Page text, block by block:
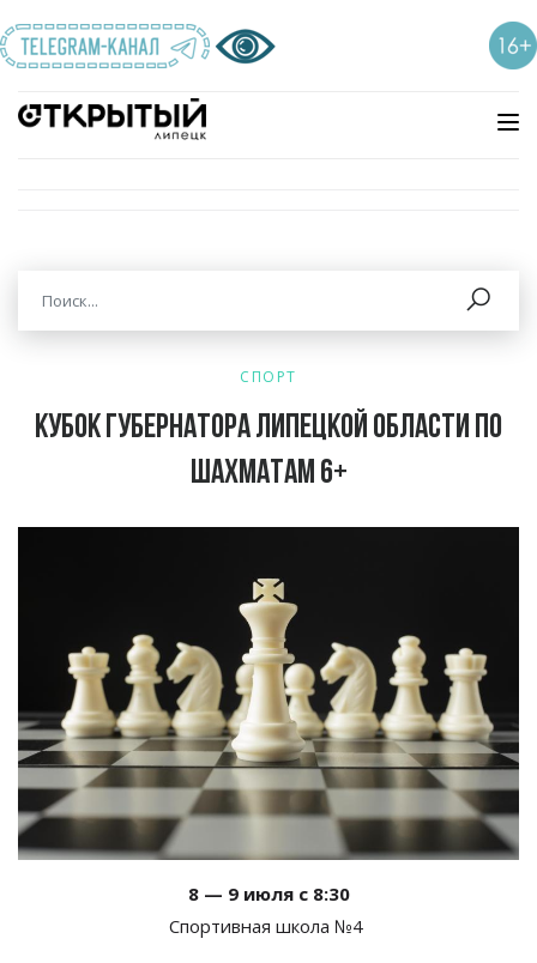
СПОРТ
Кубок Губернатора Липецкой области по
шахматам 6+
8 — 9 июля с 8:30
Спортивная школа №4